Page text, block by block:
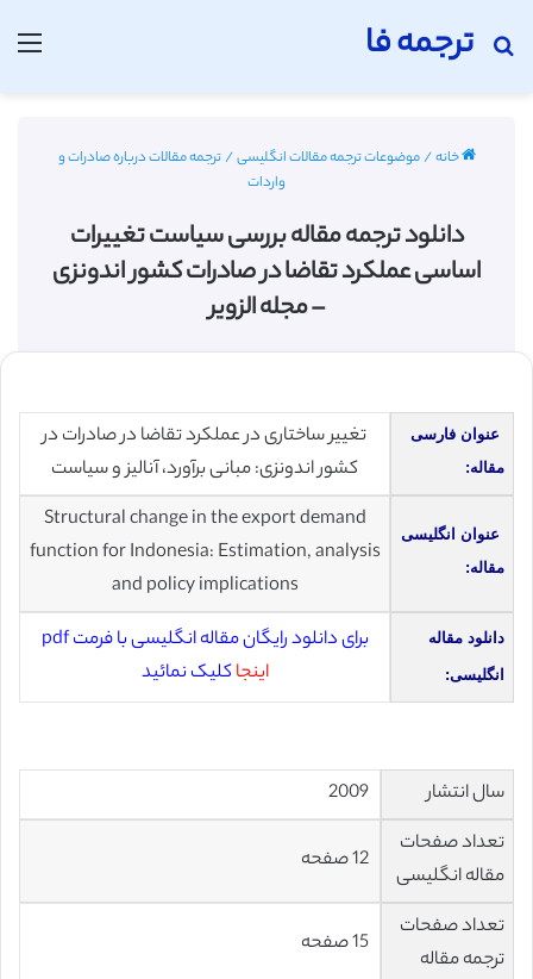
ترجمه فا
جستجو برای
خانه/موضوعات ترجمه مقالات انگلیسی/ترجمه مقالات درباره صادرات و
واردات
دانلود ترجمه مقاله بررسی سیاست تغییرات
اساسی عملکرد تقاضا در صادرات کشور اندونزی
– مجله الزویر
عنوان فارسی
مقاله:
تغییر ساختاری در عملکرد تقاضا در صادرات در
کشور اندونزی: مبانی برآورد، آنالیز و سیاست
عنوان انگلیسی
مقاله:
Structural change in the export demand
function for Indonesia: Estimation, analysis
and policy implications
دانلود مقاله
انگلیسی:
برای دانلود رایگان مقاله انگلیسی با فرمت pdf
اینجاکلیک نمائید
سال انتشار
تعداد صفحات
مقاله انگلیسی
تعداد صفحات
ترجمه مقاله